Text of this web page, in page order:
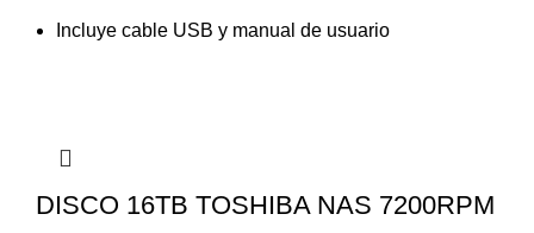
Incluye cable USB y manual de usuario
DISCO 16TB TOSHIBA NAS 7200RPM